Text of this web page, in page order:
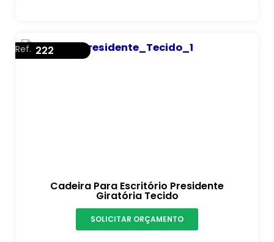
Cadeira Para Escritório Presidente
Giratória Tecido
Ref. 222
SOLICITAR ORÇAMENTO